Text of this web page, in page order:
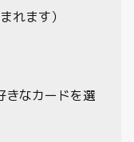
れます）
きなカードを選